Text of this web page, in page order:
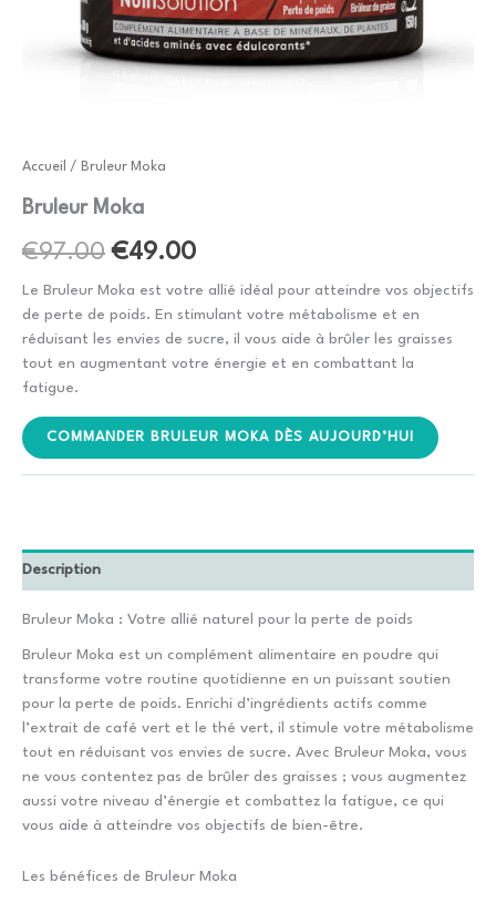
Accueil / Bruleur Moka
Bruleur Moka
€97.00 Le
prix
initial
était :
€97.00.
€49.00Le
prix
actuel
est :
€49.00.
Le Bruleur Moka est votre allié idéal pour atteindre vos objectifs
de perte de poids. En stimulant votre métabolisme et en
réduisant les envies de sucre, il vous aide à brûler les graisses
tout en augmentant votre énergie et en combattant la
fatigue.
COMMANDER BRULEUR MOKA DÈS AUJOURD’HUI
Description
Bruleur Moka : Votre allié naturel pour la perte de poids
Bruleur Moka est un complément alimentaire en poudre qui
transforme votre routine quotidienne en un puissant soutien
pour la perte de poids. Enrichi d’ingrédients actifs comme
l’extrait de café vert et le thé vert, il stimule votre métabolisme
tout en réduisant vos envies de sucre. Avec Bruleur Moka, vous
ne vous contentez pas de brûler des graisses ; vous augmentez
aussi votre niveau d’énergie et combattez la fatigue, ce qui
vous aide à atteindre vos objectifs de bien-être.
Les bénéfices de Bruleur Moka